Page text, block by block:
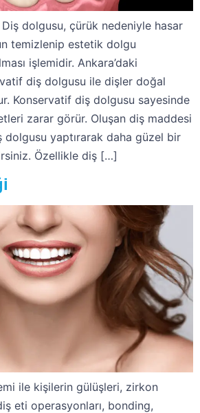
dolgusu, çürük nedeniyle hasar
temizlenip estetik dolgu
işlemidir. Ankara’daki
diş dolgusu ile dişler doğal
Konservatif diş dolgusu sayesinde
zarar görür. Oluşan diş maddesi
dolgusu yaptırarak daha güzel bir
Özellikle diş […]
ile kişilerin gülüşleri, zirkon
eti operasyonları, bonding,